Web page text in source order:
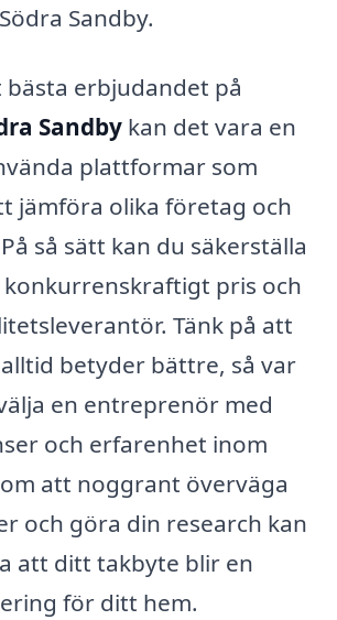
Sandby.
bästa erbjudandet på
Sandby kan det vara en
plattformar som
jämföra olika företag och
så sätt kan du säkerställa
pris och
Tänk på att
betyder bättre, så var
en entreprenör med
och erfarenhet inom
att noggrant överväga
och göra din research kan
att ditt takbyte blir en
för ditt hem.